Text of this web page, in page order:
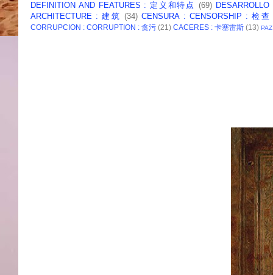
DEFINITION AND FEATURES : 定义和特点 (69)
ARCHITECTURE : 建筑 (34) CENSURA : CENSORSHIP : 检查
CORRUPCION : CORRUPTION : 贪污 (21) CACERES : 卡塞雷斯 (13)